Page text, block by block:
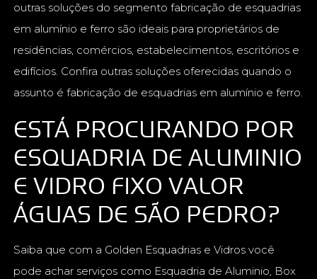
outras soluções do segmento fabricação de esquadrias
em alumínio e ferro são ideais para proprietários de
residências, comércios, estabelecimentos, escritórios e
edifícios. Confira outras soluções oferecidas quando o
assunto é fabricação de esquadrias em alumínio e ferro.
ESTÁ PROCURANDO POR
ESQUADRIA DE ALUMINIO
E VIDRO FIXO VALOR
ÁGUAS DE SÃO PEDRO?
Saiba que com a Golden Esquadrias e Vidros você
pode achar serviços como Esquadria de Aluminio, Box